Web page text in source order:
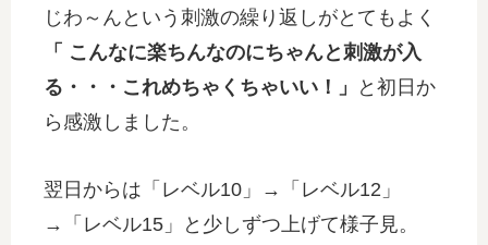
じわ～んという刺激の繰り返しがとてもよく
「 こんなに楽ちんなのにちゃんと刺激が入
る・・・これめちゃくちゃいい！」
と初日か
ら感激しました。
翌日からは「レベル10」→「レベル12」
→「レベル15」と少しずつ上げて様子見。